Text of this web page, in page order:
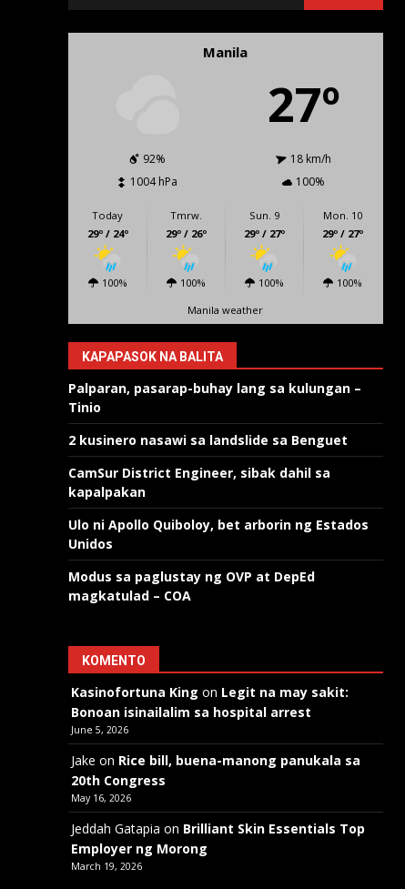
Manila
27º
92%
18 km/h
1004 hPa
100%
Today
29º / 24º
100%
Tmrw.
29º / 26º
100%
Sun. 9
29º / 27º
100%
Mon. 10
29º / 27º
100%
Manila weather
KAPAPASOK NA BALITA
Palparan, pasarap-buhay lang sa kulungan –
Tinio
2 kusinero nasawi sa landslide sa Benguet
CamSur District Engineer, sibak dahil sa
kapalpakan
Ulo ni Apollo Quiboloy, bet arborin ng Estados
Unidos
Modus sa paglustay ng OVP at DepEd
magkatulad – COA
KOMENTO
Kasinofortuna King on Legit na may sakit:
Bonoan isinailalim sa hospital arrest
June 5, 2026
Jake on Rice bill, buena-manong panukala sa
20th Congress
May 16, 2026
Jeddah Gatapia on Brilliant Skin Essentials Top
Employer ng Morong
March 19, 2026